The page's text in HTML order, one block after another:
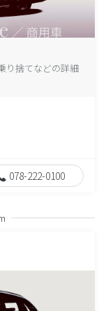
り捨てなどの詳細
078-222-0100